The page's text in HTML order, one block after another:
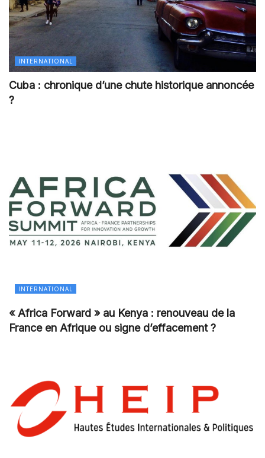
INTERNATIONAL
Cuba : chronique d’une chute historique annoncée
?
INTERNATIONAL
« Africa Forward » au Kenya : renouveau de la
France en Afrique ou signe d’effacement ?